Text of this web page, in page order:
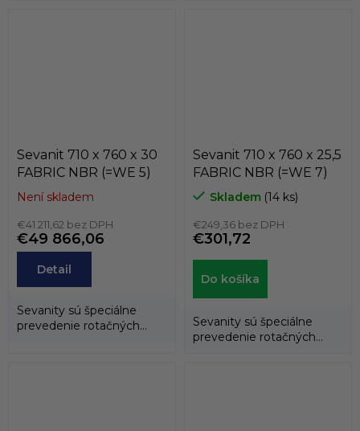
Sevanit 710 x 760 x 30
FABRIC NBR (=WE 5)
Není skladem
€41 211,62 bez DPH
€49 866,06
Detail
Sevanity sú špeciálne
prevedenie rotačných
Sevanit 710 x 760 x 25,5
FABRIC NBR (=WE 7)
Skladem (14 ks)
€249,36 bez DPH
€301,72
Do košíka
Sevanity sú špeciálne
prevedenie rotačných